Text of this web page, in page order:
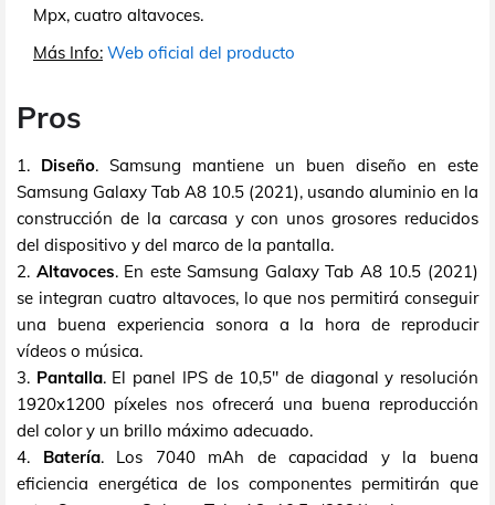
Mpx, cuatro altavoces.
Más Info: Web oficial del producto
Pros
1. Diseño. Samsung mantiene un buen diseño en este
Samsung Galaxy Tab A8 10.5 (2021), usando aluminio en la
construcción de la carcasa y con unos grosores reducidos
del dispositivo y del marco de la pantalla.
2. Altavoces. En este Samsung Galaxy Tab A8 10.5 (2021)
se integran cuatro altavoces, lo que nos permitirá conseguir
una buena experiencia sonora a la hora de reproducir
vídeos o música.
3. Pantalla. El panel IPS de 10,5" de diagonal y resolución
1920x1200 píxeles nos ofrecerá una buena reproducción
del color y un brillo máximo adecuado.
4. Batería. Los 7040 mAh de capacidad y la buena
eficiencia energética de los componentes permitirán que